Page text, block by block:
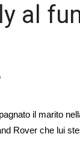
al
il marito
Rover che lui